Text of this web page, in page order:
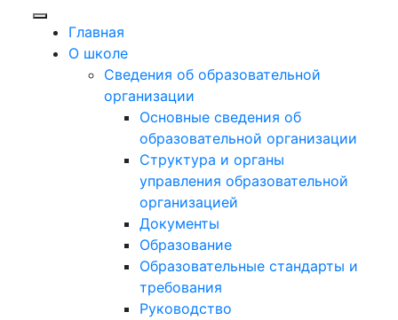
Главная
О школе
Сведения об образовательной
организации
Основные сведения об
образовательной организации
Структура и органы
управления образовательной
организацией
Документы
Образование
Образовательные стандарты и
требования
Руководство